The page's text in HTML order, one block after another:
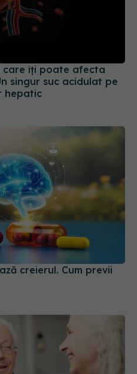
care îți poate afecta
singur suc acidulat pe
hepatic
creierul. Cum previi